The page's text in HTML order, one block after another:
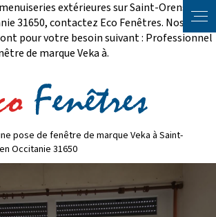
extérieures sur Saint-Orens-de-
31650, contactez Eco Fenêtres. Nos
pour votre besoin suivant : Professionnel
de marque Veka à.
pose de fenêtre de marque Veka à Saint-
Occitanie 31650
cookies